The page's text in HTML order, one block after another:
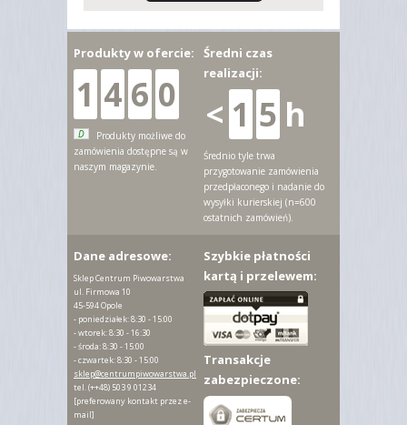
Produkty w ofercie:
1 4 6 0
D
Produkty możliwe do
zamówienia dostępne są w
naszym magazynie.
Średni czas
realizacji:
< 1 5 h
Średnio tyle trwa
przygotowanie zamówienia
przedpłaconego i nadanie do
wysyłki kurierskiej (n=600
ostatnich zamówień).
Dane adresowe:
Sklep Centrum Piwowarstwa
ul. Firmowa 10
45-594 Opole
- poniedziałek: 8:30 - 15:00
- wtorek: 8:30 - 16:30
- środa: 8:30 - 15:00
- czwartek: 8:30 - 15:00
sklep@centrumpiwowarstwa.pl
tel.(++48) 503 9 01234
[preferowany kontakt przez e-
mail]
Szybkie płatności
kartą i przelewem:
Transakcje
zabezpieczone: